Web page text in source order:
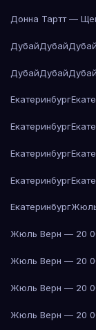
Донна Тартт —
ДубайДубайДубай
ДубайДубайДубай
Екатеринбург
Екатеринбург
Екатеринбург
Екатеринбург
Екатеринбург
Жюль Верн — 20
Жюль Верн — 20
Жюль Верн — 20
Жюль Верн — 20